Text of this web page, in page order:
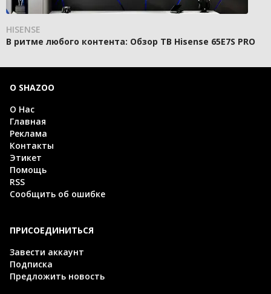
HISENSE
В ритме любого контента: Обзор ТВ Hisense 65E7S PRO
О SHAZOO
О Нас
Главная
Реклама
Контакты
Этикет
Помощь
RSS
Сообщить об ошибке
ПРИСОЕДИНИТЬСЯ
Завести аккаунт
Подписка
Предложить новость